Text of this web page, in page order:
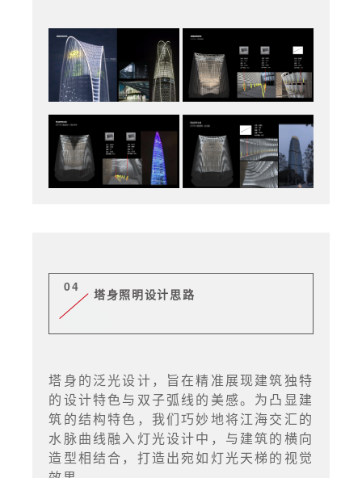
04 塔身照明设计思路
塔身的泛光设计，旨在精准展现建筑独特
的设计特色与双子弧线的美感。为凸显建
筑的结构特色，我们巧妙地将江海交汇的
水脉曲线融入灯光设计中，与建筑的横向
造型相结合，打造出宛如灯光天梯的视觉